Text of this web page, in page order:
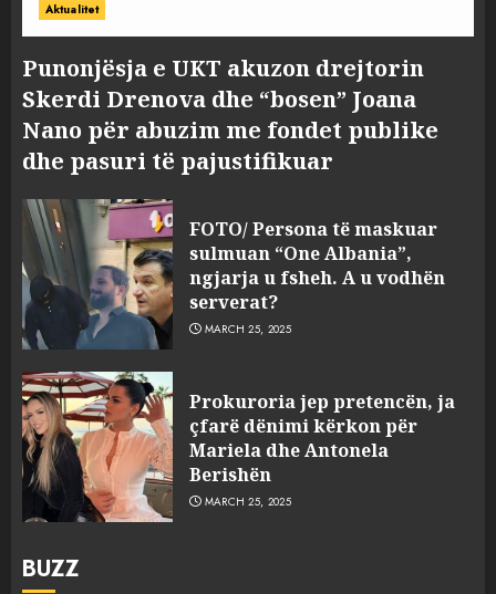
Aktualitet
Punonjësja e UKT akuzon drejtorin
Skerdi Drenova dhe “bosen” Joana
Nano për abuzim me fondet publike
dhe pasuri të pajustifikuar
FOTO/ Persona të maskuar
sulmuan “One Albania”,
ngjarja u fsheh. A u vodhën
serverat?
MARCH 25, 2025
Prokuroria jep pretencën, ja
çfarë dënimi kërkon për
Mariela dhe Antonela
Berishën
MARCH 25, 2025
BUZZ